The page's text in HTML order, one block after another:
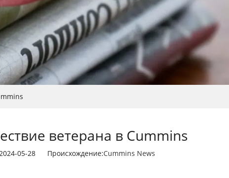
ветерана в Cummins
05-28 Происхождение:Cummins News